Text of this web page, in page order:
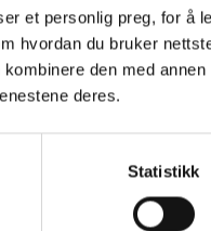
et personlig preg, for å
hvordan du bruker
den med
deres.
Statistikk
from premium
to all ports/function
protection in an